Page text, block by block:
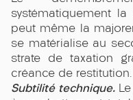
systématiquement
peut même la
se matérialise au
strate de taxation
créance de restitution.
Subtilité technique.